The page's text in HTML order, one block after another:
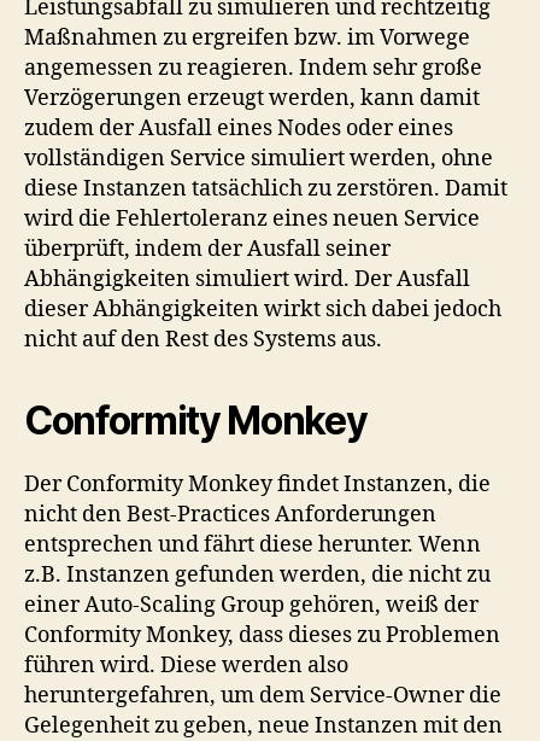
Leistungsabfall zu simulieren und rechtzeitig
Maßnahmen zu ergreifen bzw. im Vorwege
angemessen zu reagieren. Indem sehr große
Verzögerungen erzeugt werden, kann damit
zudem der Ausfall eines Nodes oder eines
vollständigen Service simuliert werden, ohne
diese Instanzen tatsächlich zu zerstören. Damit
wird die Fehlertoleranz eines neuen Service
überprüft, indem der Ausfall seiner
Abhängigkeiten simuliert wird. Der Ausfall
dieser Abhängigkeiten wirkt sich dabei jedoch
nicht auf den Rest des Systems aus.
Conformity Monkey
Der Conformity Monkey findet Instanzen, die
nicht den Best-Practices Anforderungen
entsprechen und fährt diese herunter. Wenn
z.B. Instanzen gefunden werden, die nicht zu
einer Auto-Scaling Group gehören, weiß der
Conformity Monkey, dass dieses zu Problemen
führen wird. Diese werden also
heruntergefahren, um dem Service-Owner die
Gelegenheit zu geben, neue Instanzen mit den